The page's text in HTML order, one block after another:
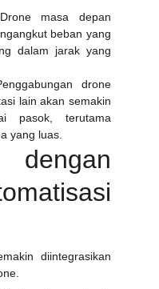
masa depan
beban yang
dalam jarak yang
drone
lain akan semakin
pasok, terutama
yang luas.
dengan
diintegrasikan